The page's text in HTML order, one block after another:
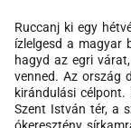
Ruccanj ki egy
ízlelgesd a magyar
hagyd az egri
venned. Az ország
kirándulási
Szent István tér, a